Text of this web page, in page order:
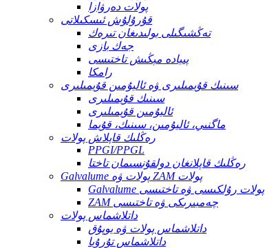
پولات دەرۋازا
قۇرۇلۇش ئىسكىلاتى
تەڭشىگىلى بولىدىغان تىرەك
جەك بازى
پىيادە مېڭىش تاختىسى
رامكا
سىنىك قۇيمىلىرى ۋە ئاليۇمىن قۇيمىلىرى
سىنىك قۇيمىلىرى
ئاليۇمىن قۇيمىلىرى
ماگنىي، ئاليۇمىن، سىنىك، قۇيما
رەڭلىك قاپلاش پولات
PPGI/PPGL
رەڭلىك قاپلانغان دولقۇنسىمان تاختا
Galvalume پولات ۋە ZAM پولات
Galvalume پولات رۇلكىسى ۋە تاختىسى
ZAM چەمبىرىكى ۋە تاختىسى
داتلاشماس پولات
داتلاشماس پولات ۋە يوپۇق
داتلاشماس تۇرۇبا